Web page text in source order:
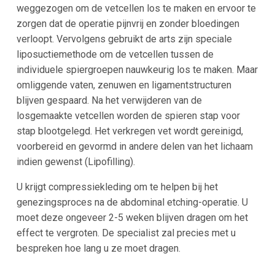
weggezogen om de vetcellen los te maken en ervoor te
zorgen dat de operatie pijnvrij en zonder bloedingen
verloopt. Vervolgens gebruikt de arts zijn speciale
liposuctiemethode om de vetcellen tussen de
individuele spiergroepen nauwkeurig los te maken. Maar
omliggende vaten, zenuwen en ligamentstructuren
blijven gespaard. Na het verwijderen van de
losgemaakte vetcellen worden de spieren stap voor
stap blootgelegd. Het verkregen vet wordt gereinigd,
voorbereid en gevormd in andere delen van het lichaam
indien gewenst (Lipofilling).
U krijgt compressiekleding om te helpen bij het
genezingsproces na de abdominal etching-operatie. U
moet deze ongeveer 2-5 weken blijven dragen om het
effect te vergroten. De specialist zal precies met u
bespreken hoe lang u ze moet dragen.